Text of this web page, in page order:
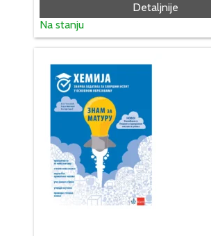
Detaljnije
Na stanju